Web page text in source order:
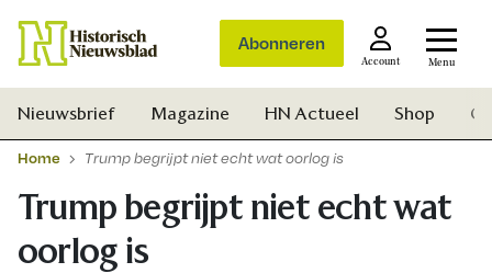
Abonneren
Account Menu
Nieuwsbrief Magazine HN Actueel Shop
Home Trump begrijpt niet echt wat oorlog is
Trump begrijpt niet echt wat
oorlog is